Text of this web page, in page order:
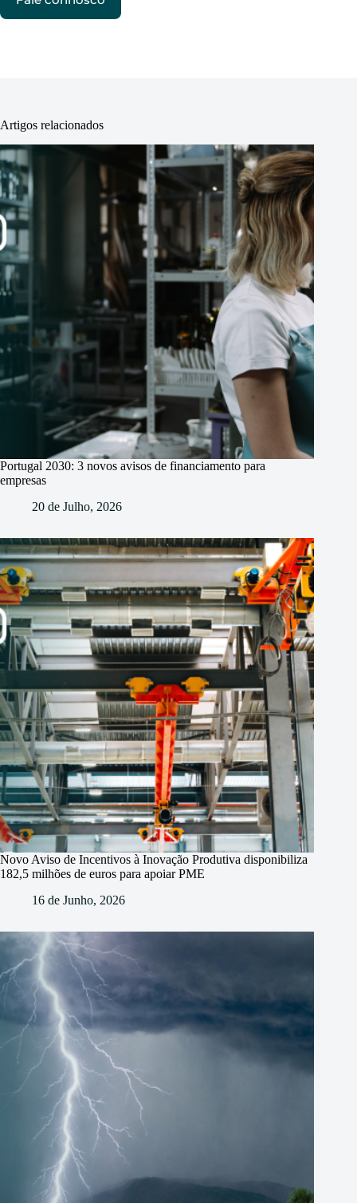
Artigos relacionados
Portugal 2030: 3 novos avisos de financiamento para
empresas
20 de Julho, 2026
Novo Aviso de Incentivos à Inovação Produtiva disponibiliza
182,5 milhões de euros para apoiar PME
16 de Junho, 2026